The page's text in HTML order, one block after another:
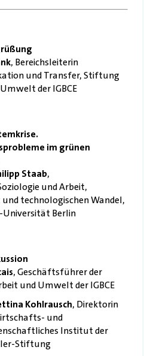
, Bereichsleiterin
und Transfer, Stiftung
der IGBCE
im grünen
Staab,
und Arbeit,
technologischen Wandel,
Berlin
, Geschäftsführer der
und Umwelt der IGBCE
Kohlrausch, Direktorin
und
Institut der
Stiftung